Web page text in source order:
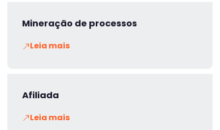
Mineração de processos
Leia mais
Afiliada
Leia mais